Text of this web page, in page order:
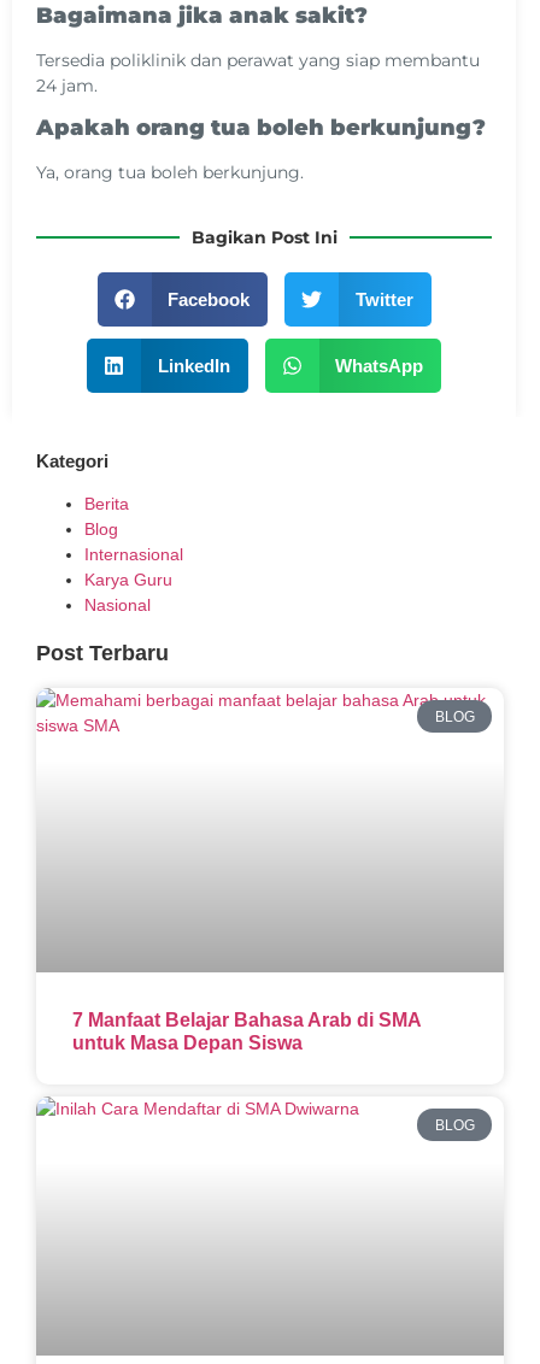
Bagaimana jika anak sakit?
Tersedia poliklinik dan perawat yang siap membantu
24 jam.
Apakah orang tua boleh berkunjung?
Ya, orang tua boleh berkunjung.
Bagikan Post Ini
Facebook Twitter
LinkedIn WhatsApp
Kategori
Berita
Blog
Internasional
Karya Guru
Nasional
Post Terbaru
BLOG
7 Manfaat Belajar Bahasa Arab di SMA
untuk Masa Depan Siswa
BLOG